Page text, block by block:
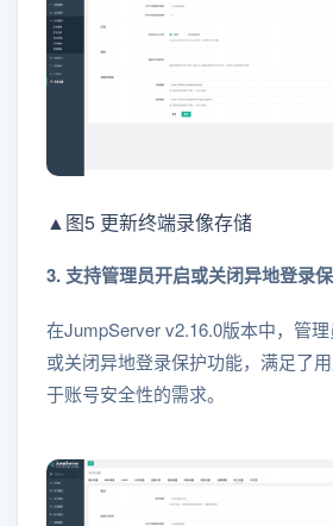
▲图5 更新终端录像存储
3. 支持管理员开启或关闭异地登录
在JumpServer v2.16.0版本中，管
或关闭异地登录保护功能，满足了
于账号安全性的需求。